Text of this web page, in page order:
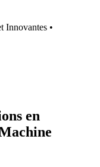
Innovantes •
en